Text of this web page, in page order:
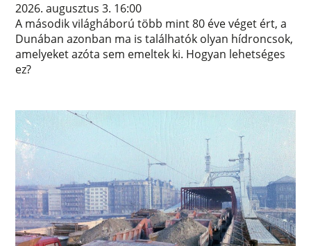
2026. augusztus 3. 16:00
A második világháború több mint 80 éve véget ért, a
Dunában azonban ma is találhatók olyan hídroncsok,
amelyeket azóta sem emeltek ki. Hogyan lehetséges
ez?